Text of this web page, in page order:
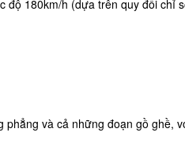
độ 180km/h (dựa trên quy đổi chỉ
và cả những đoạn gồ ghề,